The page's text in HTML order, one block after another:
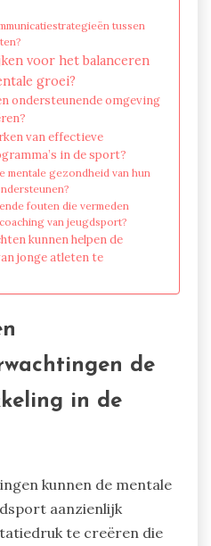
tussen
voor het balanceren
groei?
ondersteunende omgeving
van effectieve
in de sport?
mentale gezondheid van hun
fouten die vermeden
van jeugdsport?
kunnen helpen de
jonge atleten te
de
in de
kunnen de mentale
aanzienlijk
te creëren die